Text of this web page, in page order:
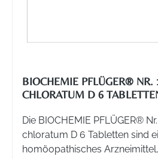
BIOCHEMIE PFLÜGER® NR.
CHLORATUM D 6
Die BIOCHEMIE PFLÜGER®
chloratum D 6 Tabletten sind
homöopathisches